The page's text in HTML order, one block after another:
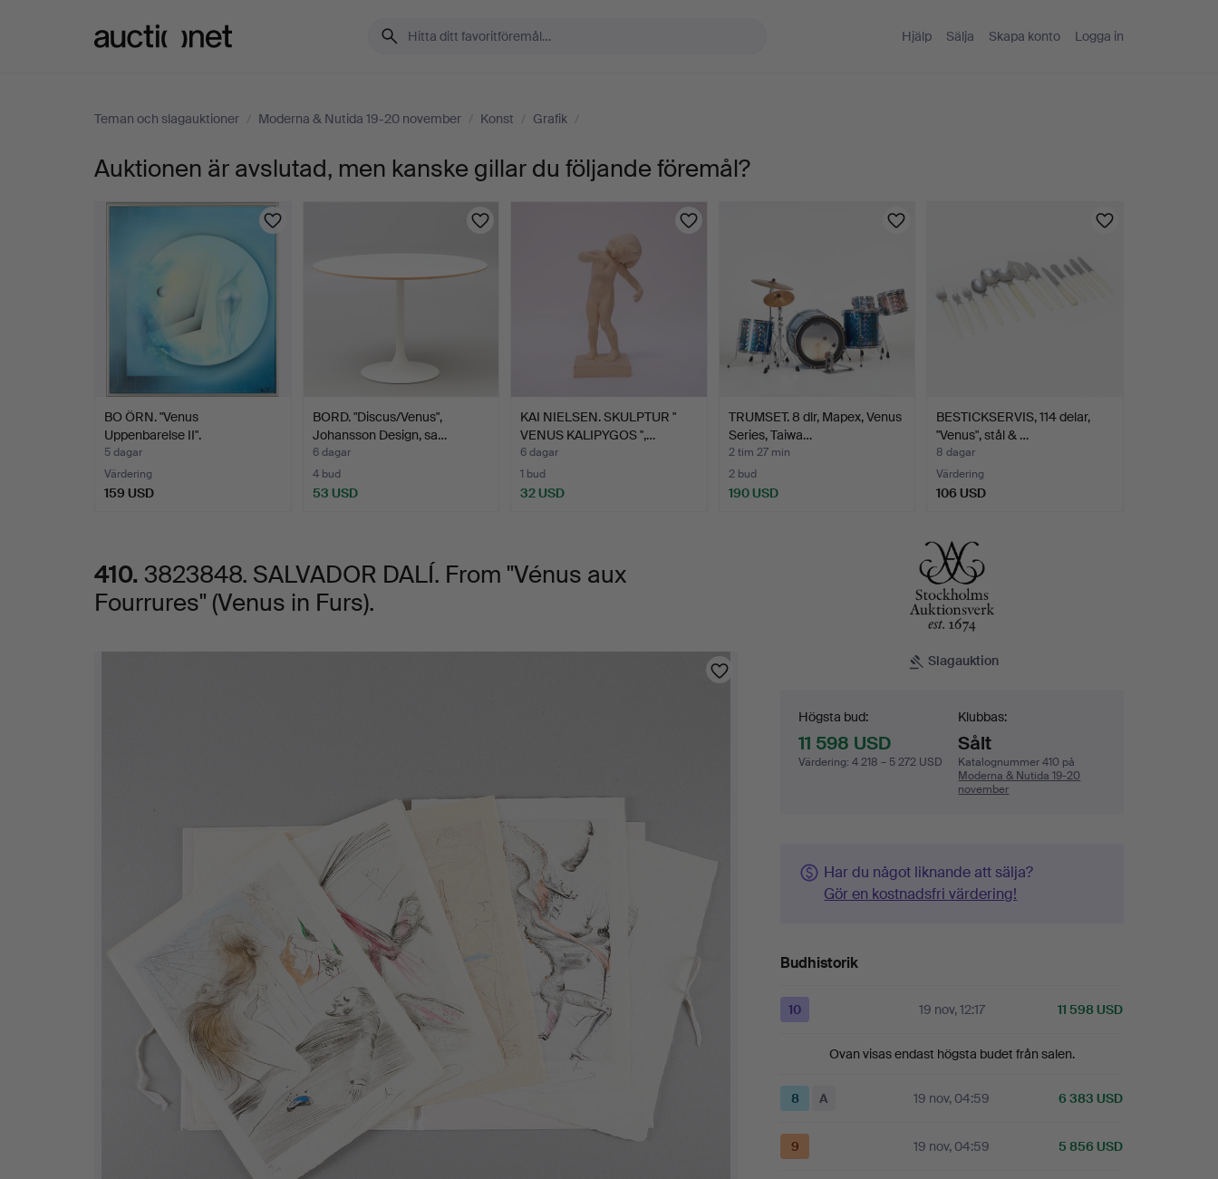
Hjälp Sälja Skapa konto Logga in
Teman och slagauktioner / Moderna & Nutida 19-20 november / Konst / Grafik /
410.
SALVADOR
From
"Vénus
aux
Fourrures"
(Venus
Furs).
Auktionen är avslutad, men kanske gillar du följande föremål?
BO ÖRN. "Venus
Uppenbarelse II".
5 dagar
Värdering
159 USD
BORD. "Discus/Venus",
Johansson Design, sa…
6 dagar
4 bud
53 USD
KAI NIELSEN. SKULPTUR "
VENUS KALIPYGOS ",…
6 dagar
1 bud
32 USD
TRUMSET. 8 dlr, Mapex, Venus
Series, Taiwa…
2 tim 27 min
2 bud
190 USD
BESTICKSERVIS, 114 delar,
"Venus", stål & …
8 dagar
Värdering
106 USD
410. 3823848. SALVADOR DALÍ. From "Vénus aux
Fourrures" (Venus in Furs).
Slagauktion
Högsta bud:
11 598 USD
Värdering: 4 218 – 5 272 USD
Klubbas:
Sålt
Katalognummer 410 på
Moderna & Nutida 19-20
november
Har du något liknande att sälja?
Gör en kostnadsfri värdering!
Budhistorik
10 19 nov, 12:17 11 598 USD
Ovan visas endast högsta budet från salen.
8 A 19 nov, 04:59 6 383 USD
9 19 nov, 04:59 5 856 USD